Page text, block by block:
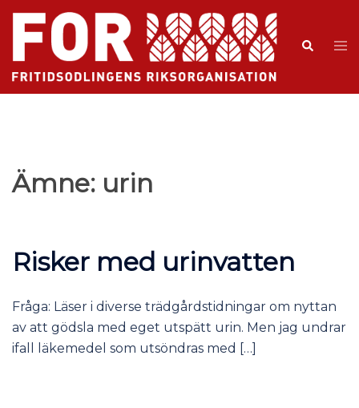
Ämne: urin
Risker med urinvatten
Fråga: Läser i diverse trädgårdstidningar om nyttan
av att gödsla med eget utspätt urin. Men jag undrar
ifall läkemedel som utsöndras med […]